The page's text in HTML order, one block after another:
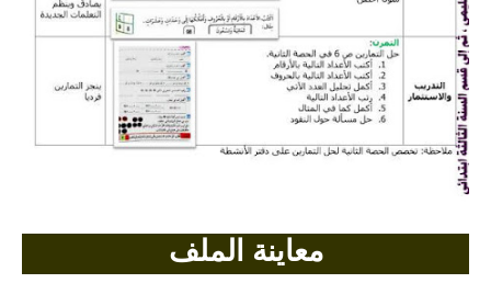
بحوث التاريخ و الجغرافيا
بحوث الفيزياء و الكيمياء
بحوث العلوم الطبيعية
بحوث اللغة الانجليزية
معاينة الملف